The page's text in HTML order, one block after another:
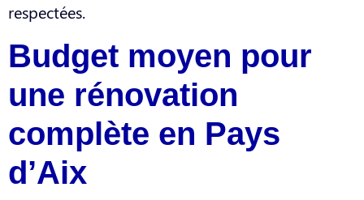
respectées.
Budget moyen pour
une rénovation
complète en Pays
d’Aix